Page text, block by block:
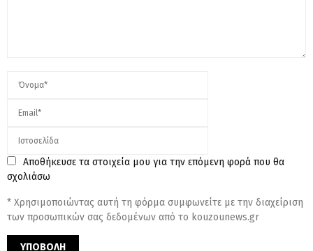
Αποθήκευσε τα στοιχεία μου για την επόμενη φορά που θα
σχολιάσω
* Χρησιμοποιώντας αυτή τη φόρμα συμφωνείτε με την διαχείριση
των προσωπικών σας δεδομένων από το kouzounews.gr